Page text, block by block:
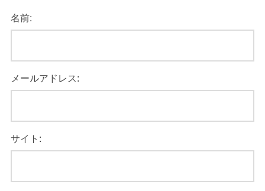
名前:
メールアドレス:
サイト: